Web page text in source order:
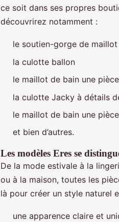
ce soit dans ses propres
découvrirez notamment :
le soutien-gorge de
la culotte ballon
le maillot de bain une
la culotte Jacky à détails
le maillot de bain une
et bien d’autres.
Les modèles Eres se
De la mode estivale à la
ou à la maison, toutes les
là pour créer un style naturel
une apparence claire et